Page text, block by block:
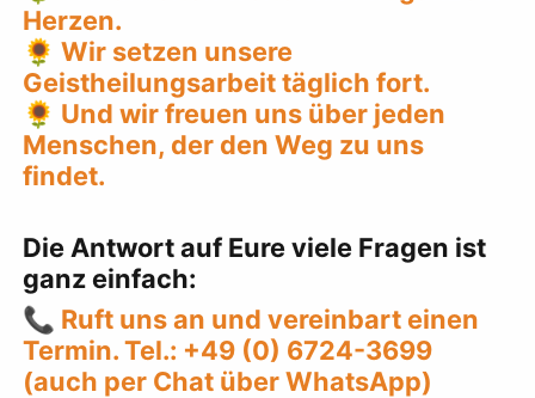
Herzen.
🌻 Wir setzen unsere
Geistheilungsarbeit täglich fort.
🌻 Und wir freuen uns über jeden
Menschen, der den Weg zu uns
findet.
Die Antwort auf Eure viele Fragen ist
ganz einfach:
📞 Ruft uns an und vereinbart einen
Termin. Tel.: +49 (0) 6724-3699
(auch per Chat über WhatsApp)